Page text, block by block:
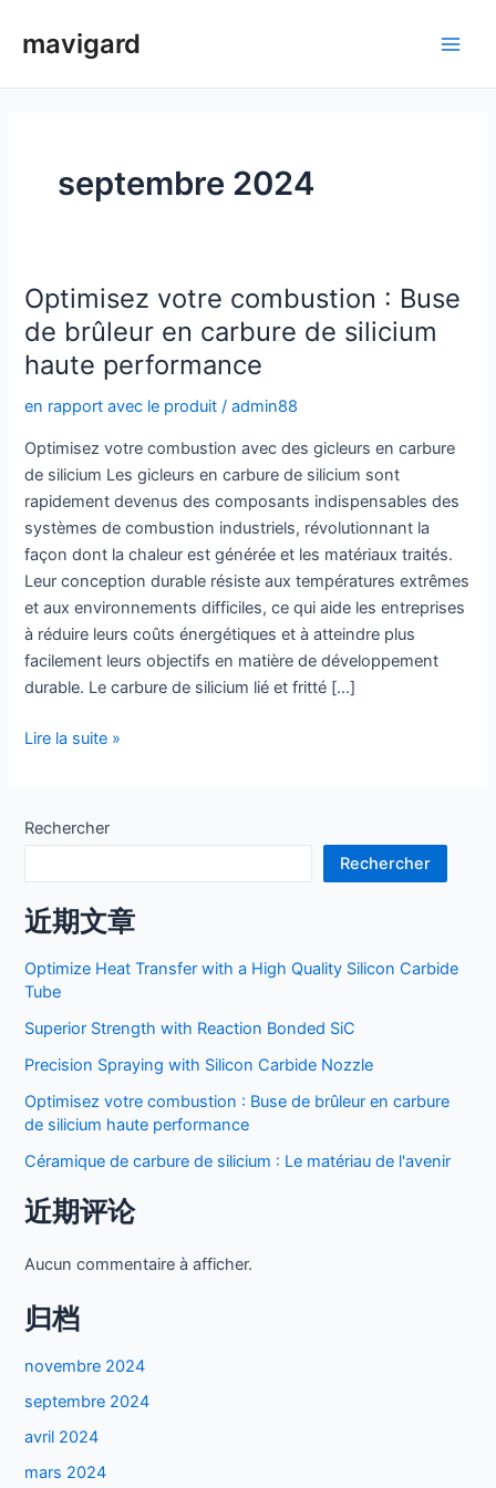
mavigard
septembre 2024
Optimisez votre combustion : Buse
de brûleur en carbure de silicium
haute performance
en rapport avec le produit /admin88
Optimisez votre combustion avec des gicleurs en carbure
de silicium Les gicleurs en carbure de silicium sont
rapidement devenus des composants indispensables des
systèmes de combustion industriels, révolutionnant la
façon dont la chaleur est générée et les matériaux traités.
Leur conception durable résiste aux températures extrêmes
et aux environnements difficiles, ce qui aide les entreprises
à réduire leurs coûts énergétiques et à atteindre plus
facilement leurs objectifs en matière de développement
durable. Le carbure de silicium lié et fritté [...]
Optimisez
Buse
en
de
silicium
haute
performance
Lire la suite »
Rechercher
Rechercher
近期文章
Optimize Heat Transfer with a High Quality Silicon Carbide
Tube
Superior Strength with Reaction Bonded SiC
Precision Spraying with Silicon Carbide Nozzle
Optimisez votre combustion : Buse de brûleur en carbure
de silicium haute performance
Céramique de carbure de silicium : Le matériau de l'avenir
近期评论
Aucun commentaire à afficher.
归档
novembre 2024
septembre 2024
avril 2024
mars 2024